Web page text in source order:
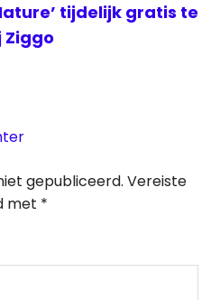
tijdelijk gratis te
Ziggo
gepubliceerd. Vereiste
met *